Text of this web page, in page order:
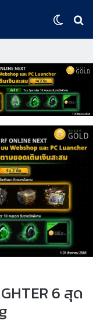
6 สุด